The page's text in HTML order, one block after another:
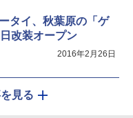
タイ、秋葉原の「ゲ
改装オープン
2016年2月26日
見る